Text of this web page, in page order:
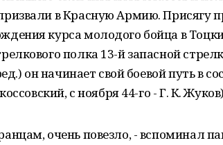
в Красную Армию. Присягу
курса молодого бойца в
полка 13-й запасной
он начинает свой боевой путь в
с ноября 44-го - Г. К.
очень повезло, - вспоминал